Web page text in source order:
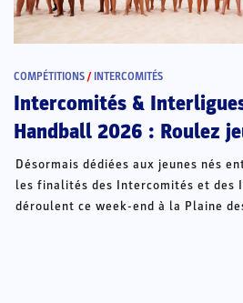
COMPÉTITIONS / INTERCOMITÉS
Intercomités &
Handball 2026 : Roulez
Désormais dédiées aux jeunes nés
les finalités des Intercomités et des
déroulent ce week-end à la Plaine